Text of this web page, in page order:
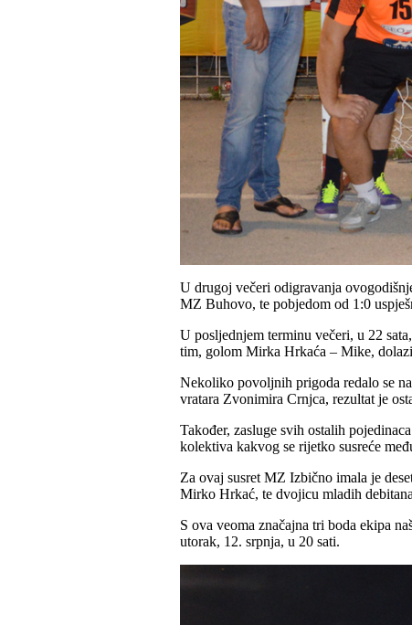
U drugoj večeri odigravanja
MZ Buhovo, te pobjedom od 1:0
U posljednjem terminu večeri, u 22
tim, golom Mirka Hrkaća – Mike,
Nekoliko povoljnih prigoda redalo se
vratara Zvonimira Crnjca, rezultat je
Također, zasluge svih ostalih
kolektiva kakvog se rijetko susreće
Za ovaj susret MZ Izbično imala je
Mirko Hrkać, te dvojicu mladih
S ova veoma značajna tri boda ekipa
utorak, 12. srpnja, u 20 sati.